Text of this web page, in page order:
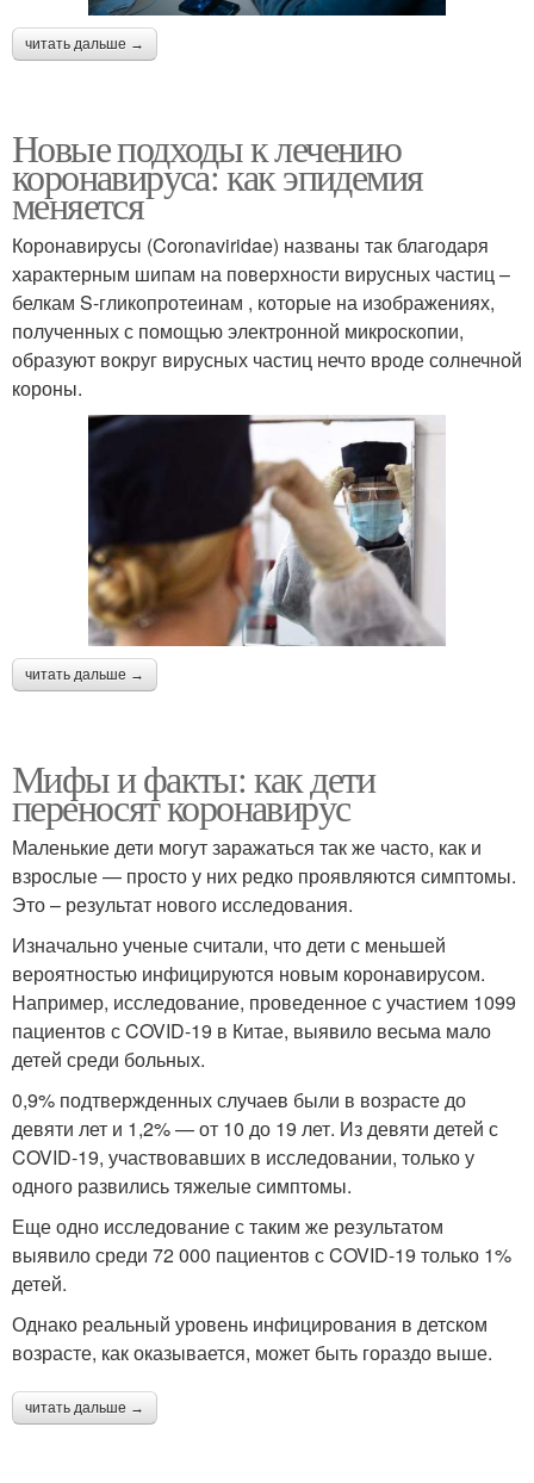
читать дальше →
Новые подходы к лечению
коронавируса: как эпидемия
меняется
Коронавирусы (Coronaviridae) названы так благодаря
характерным шипам на поверхности вирусных частиц –
белкам S-гликопротеинам , которые на изображениях,
полученных с помощью электронной микроскопии,
образуют вокруг вирусных частиц нечто вроде солнечной
короны.
читать дальше →
Мифы и факты: как дети
переносят коронавирус
Маленькие дети могут заражаться так же часто, как и
взрослые — просто у них редко проявляются симптомы.
Это – результат нового исследования.
Изначально ученые считали, что дети с меньшей
вероятностью инфицируются новым коронавирусом.
Например, исследование, проведенное с участием 1099
пациентов с COVID-19 в Китае, выявило весьма мало
детей среди больных.
0,9% подтвержденных случаев были в возрасте до
девяти лет и 1,2% — от 10 до 19 лет. Из девяти детей с
COVID-19, участвовавших в исследовании, только у
одного развились тяжелые симптомы.
Еще одно исследование с таким же результатом
выявило среди 72 000 пациентов с COVID-19 только 1%
детей.
Однако реальный уровень инфицирования в детском
возрасте, как оказывается, может быть гораздо выше.
читать дальше →